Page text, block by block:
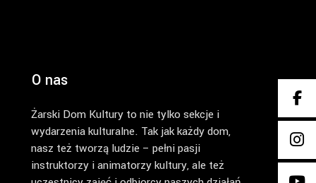
O nas
Żarski Dom Kultury to nie tylko sekcje i
wydarzenia kulturalne. Tak jak każdy dom,
nasz też tworzą ludzie – pełni pasji
instruktorzy i animatorzy kultury, ale też